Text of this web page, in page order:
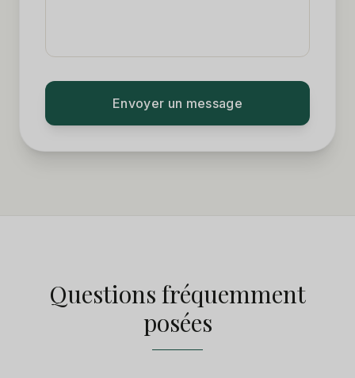
Envoyer un message
Questions fréquemment
posées